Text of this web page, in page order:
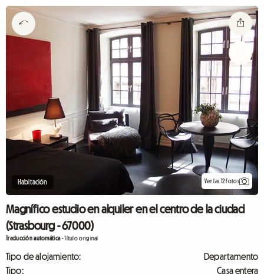
Habitación Ver las 12 fotos
Magnífico estudio en alquiler en el centro de la ciudad
(Strasbourg - 67000)
Traducción automática-Título original
Tipo de alojamiento:
Departamento
Tipo:
Casa entera